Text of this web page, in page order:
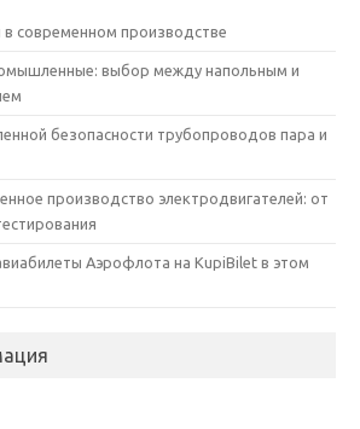
современном производстве
выбор между напольным и
безопасности трубопроводов пара и
производство электродвигателей: от
Аэрофлота на KupiBilet в этом